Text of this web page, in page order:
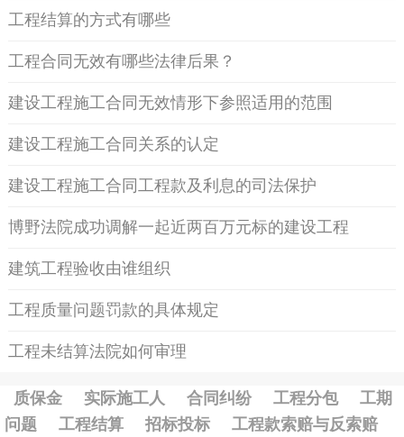
工程结算的方式有哪些
工程合同无效有哪些法律后果？
建设工程施工合同无效情形下参照适用的范围
建设工程施工合同关系的认定
建设工程施工合同工程款及利息的司法保护
博野法院成功调解一起近两百万元标的建设工程
施工合同纠纷案件
建筑工程验收由谁组织
工程质量问题罚款的具体规定
工程未结算法院如何审理
质保金 实际施工人 合同纠纷 工程分包
工期
问题
工程结算 招标投标 工程款索赔与反索赔